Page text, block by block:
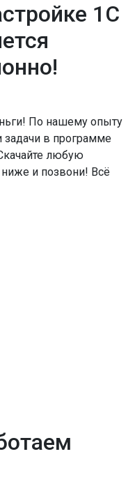
1С
По нашему опыту
в программе
любую
ниже и позвони! Всё